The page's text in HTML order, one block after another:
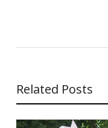
Related Posts